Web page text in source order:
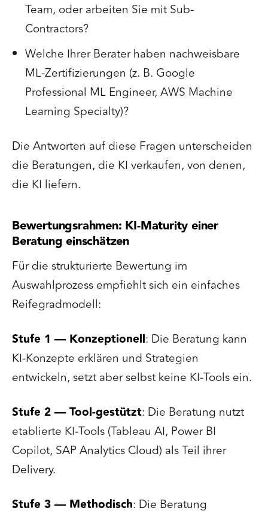
Team, oder arbeiten Sie mit Sub-
Contractors?
Welche Ihrer Berater haben nachweisbare
ML-Zertifizierungen (z. B. Google
Professional ML Engineer, AWS Machine
Learning Specialty)?
Die Antworten auf diese Fragen unterscheiden
die Beratungen, die KI verkaufen, von denen,
die KI liefern.
Bewertungsrahmen: KI-Maturity einer
Beratung einschätzen
Für die strukturierte Bewertung im
Auswahlprozess empfiehlt sich ein einfaches
Reifegradmodell:
Stufe 1 — Konzeptionell: Die Beratung kann
KI-Konzepte erklären und Strategien
entwickeln, setzt aber selbst keine KI-Tools ein.
Stufe 2 — Tool-gestützt: Die Beratung nutzt
etablierte KI-Tools (Tableau AI, Power BI
Copilot, SAP Analytics Cloud) als Teil ihrer
Delivery.
Stufe 3 — Methodisch: Die Beratung